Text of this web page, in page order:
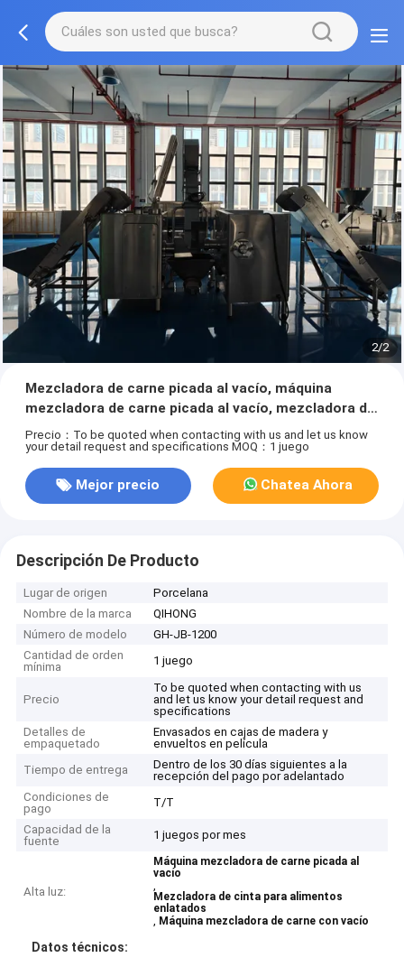
2/2
Mezcladora de carne picada al vacío, máquina
mezcladora de carne picada al vacío, mezcladora de
cinta
Precio：To be quoted when contacting with us and let us know
your detail request and specifications MOQ：1 juego
Mejor precio Chatea Ahora
Descripción De Producto
Lugar de origen
Porcelana
Nombre de la marca
QIHONG
Número de modelo
GH-JB-1200
Cantidad de orden
mínima
1 juego
Precio
To be quoted when contacting with us
and let us know your detail request and
specifications
Detalles de
empaquetado
Envasados en cajas de madera y
envueltos en película
Tiempo de entrega
Dentro de los 30 días siguientes a la
recepción del pago por adelantado
Condiciones de
pago
T/T
Capacidad de la
fuente
1 juegos por mes
Alta luz:
Máquina mezcladora de carne picada al
vacío
,
Mezcladora de cinta para alimentos
enlatados
, Máquina mezcladora de carne con vacío
Datos técnicos: